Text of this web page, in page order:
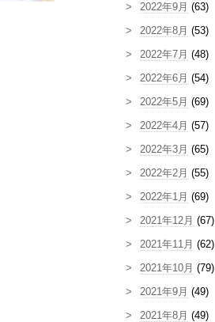
2022年9月 (63)
2022年8月 (53)
2022年7月 (48)
2022年6月 (54)
2022年5月 (69)
2022年4月 (57)
2022年3月 (65)
2022年2月 (55)
2022年1月 (69)
2021年12月 (67)
2021年11月 (62)
2021年10月 (79)
2021年9月 (49)
2021年8月 (49)